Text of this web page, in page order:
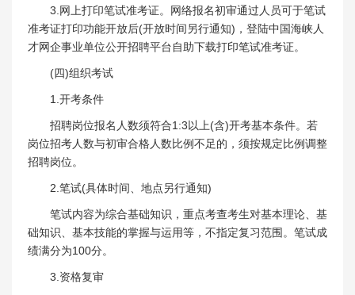
3.网上打印笔试准考证。网络报名初审通过人员可于笔试
准考证打印功能开放后(开放时间另行通知)，登陆中国海峡人
才网企事业单位公开招聘平台自助下载打印笔试准考证。
(四)组织考试
1.开考条件
招聘岗位报名人数须符合1:3以上(含)开考基本条件。若
岗位招考人数与初审合格人数比例不足的，须按规定比例调整
招聘岗位。
2.笔试(具体时间、地点另行通知)
笔试内容为综合基础知识，重点考查考生对基本理论、基
础知识、基本技能的掌握与运用等，不指定复习范围。笔试成
绩满分为100分。
3.资格复审